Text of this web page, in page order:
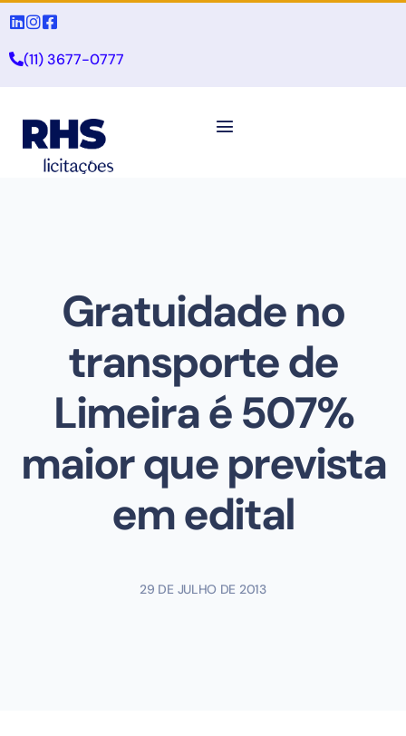
(11) 3677-0777
Gratuidade no
transporte de
Limeira é 507%
maior que prevista
em edital
29 DE JULHO DE 2013